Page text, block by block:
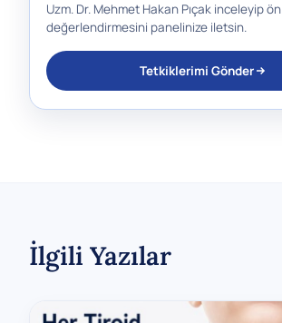
Uzm. Dr. Mehmet Hakan Pıçak inceleyip ön
değerlendirmesini panelinize iletsin.
Tetkiklerimi Gönder
İlgili Yazılar